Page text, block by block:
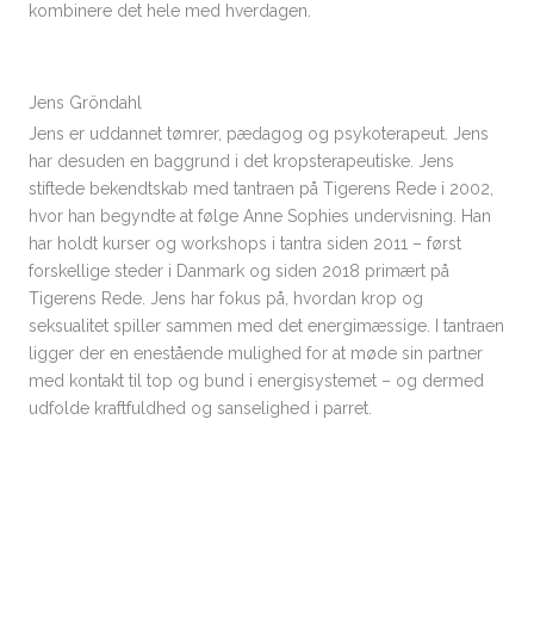
kombinere det hele med hverdagen.
Jens Gröndahl
Jens er uddannet tømrer, pædagog og psykoterapeut. Jens
har desuden en baggrund i det kropsterapeutiske. Jens
stiftede bekendtskab med tantraen på Tigerens Rede i 2002,
hvor han begyndte at følge Anne Sophies undervisning. Han
har holdt kurser og workshops i tantra siden 2011 – først
forskellige steder i Danmark og siden 2018 primært på
Tigerens Rede. Jens har fokus på, hvordan krop og
seksualitet spiller sammen med det energimæssige. I tantraen
ligger der en enestående mulighed for at møde sin partner
med kontakt til top og bund i energisystemet – og dermed
udfolde kraftfuldhed og sanselighed i parret.